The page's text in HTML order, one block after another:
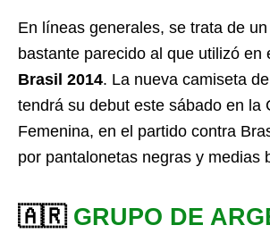
En líneas generales, se trata de
bastante parecido al que utilizó en
Brasil 2014. La nueva camiseta
tendrá su debut este sábado en la
Femenina, en el partido contra
por pantalonetas negras y medias
🇦🇷 GRUPO DE